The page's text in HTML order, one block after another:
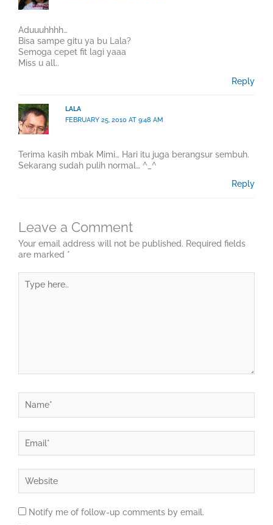
Aduuuhhhh…
Bisa sampe gitu ya bu Lala?
Semoga cepet fit lagi yaaa
Miss u all..
Reply
LALA
FEBRUARY 25, 2010 AT 9:48 AM
Terima kasih mbak Mimi… Hari itu juga berangsur sembuh.
Sekarang sudah pulih normal… ^_^
Reply
Leave a Comment
Your email address will not be published. Required fields
are marked *
here..
Notify me of follow-up comments by email.